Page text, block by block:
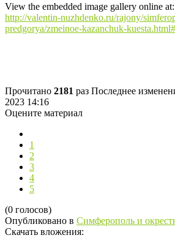
View the embedded image gallery online at:
http://valentin-nuzhdenko.ru/rajony/
predgorya/zmeinoe-kazanchuk-
Прочитано 2181 раз Последнее
2023 14:16
Оцените материал
1
2
3
4
5
(0 голосов)
Опубликовано в Симферополь и
Скачать вложения: